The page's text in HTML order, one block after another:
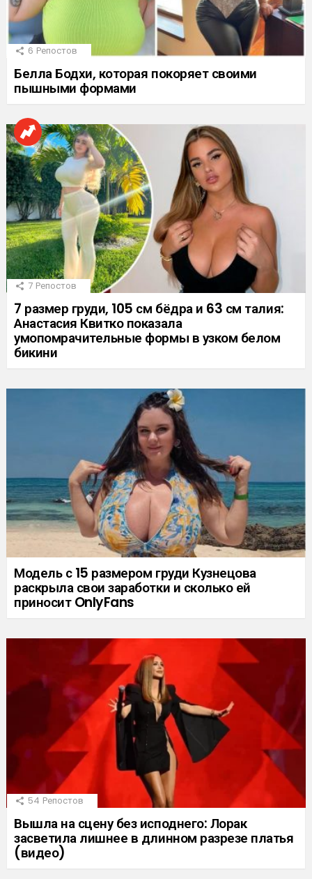
6 Репостов
Белла Бодхи, которая покоряет своими
пышными формами
7 Репостов
7 размер груди, 105 см бёдра и 63 см талия:
Анастасия Квитко показала
умопомрачительные формы в узком белом
бикини
Модель с 15 размером груди Кузнецова
раскрыла свои заработки и сколько ей
приносит OnlyFans
54 Репостов
Вышла на сцену без исподнего: Лорак
засветила лишнее в длинном разрезе платья
(видео)